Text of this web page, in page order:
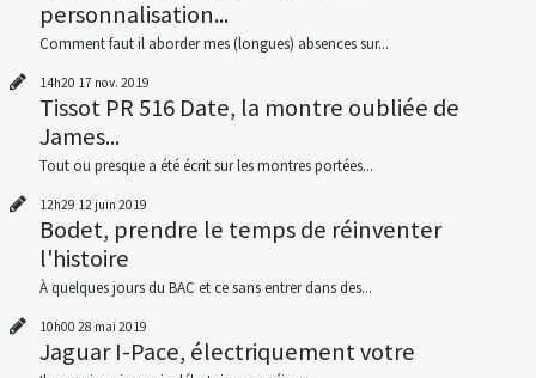
personnalisation...
Comment faut il aborder mes (longues) absences sur...
14h20 17 nov. 2019
Tissot PR 516 Date, la montre oubliée de
James...
Tout ou presque a été écrit sur les montres portées...
12h29 12 juin 2019
Bodet, prendre le temps de réinventer
l'histoire
À quelques jours du BAC et ce sans entrer dans des...
10h00 28 mai 2019
Jaguar I-Pace, électriquement votre